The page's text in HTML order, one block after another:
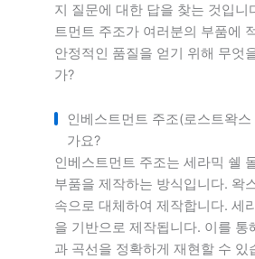
지 질문에 대한 답을 찾는 것입니
트먼트 주조가 여러분의 부품에
안정적인 품질을 얻기 위해 무엇
가?
인베스트먼트 주조(로스트왁스
가요?
인베스트먼트 주조는 세라믹 쉘
부품을 제작하는 방식입니다. 왁
속으로 대체하여 제작합니다. 세
을 기반으로 제작됩니다. 이를 통
과 곡선을 정확하게 재현할 수 있